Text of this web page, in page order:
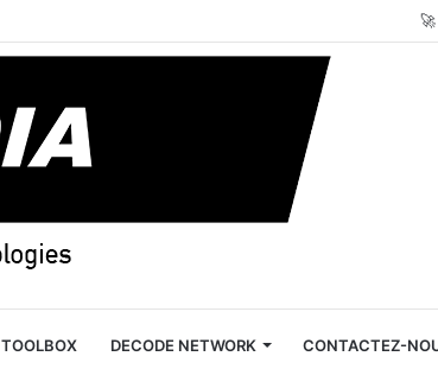
TOOLBOX DECODE NETWORK CONTACTEZ-